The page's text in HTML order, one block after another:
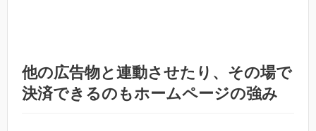
他の広告物と連動させたり、その場で
決済できるのもホームページの強み